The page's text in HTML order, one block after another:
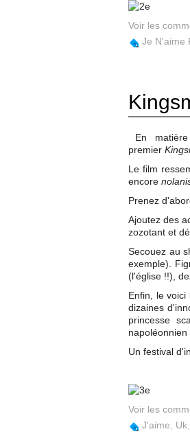
Voir les
Je N'aime
En
premier
Le film
encore
Prenez
Ajoutez des
zozotant et
Secouez au
exemple).
(l'église !!),
Enfin, le voici
dizaines
princesse
Un festival
Voir les
J'aime
Uk